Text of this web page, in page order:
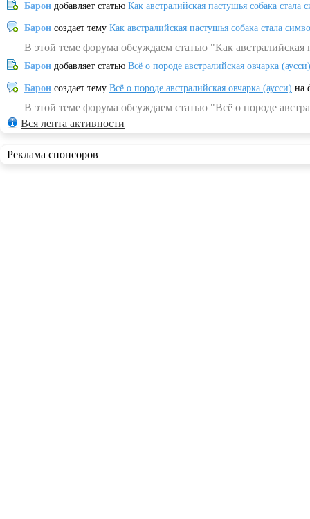
Барон добавляет статью Как австралийская пастушья собака
Барон создает тему Как австралийская пастушья собака стала
В этой теме форума обсуждаем статью "Как
Барон добавляет статью Всё о породе австралийская овчарка (аусси)
Барон создает тему Всё о породе австралийская овчарка (аусси) на
В этой теме форума обсуждаем статью "Всё о породе
Вся лента активности
Реклама спонсоров